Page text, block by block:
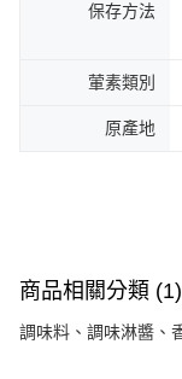
保存方法
葷素類別
原產地
商品相關分類 (1)
調味料、調味淋醬、